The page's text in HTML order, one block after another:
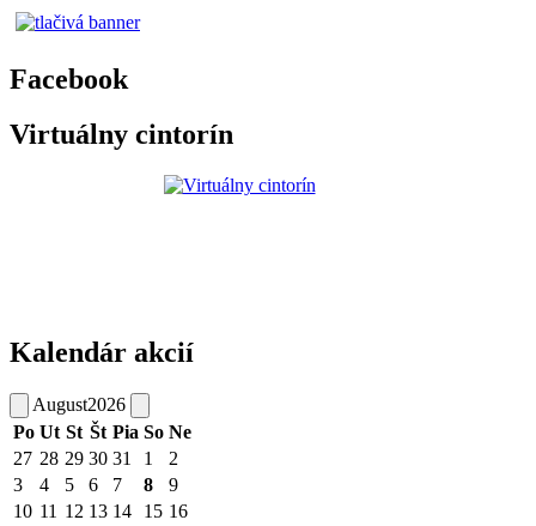
Facebook
Virtuálny cintorín
Kalendár akcií
August2026
Po Ut St Št Pia So Ne
27 28 29 30 31 1
2
3
4 5 6 7 8
9
10 11 12 13 14 15 16